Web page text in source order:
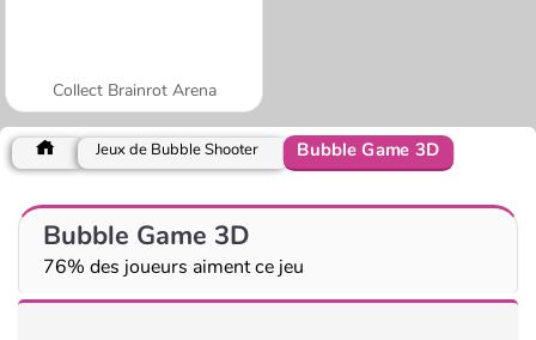
Collect Brainrot Arena
Jeux de Bubble Shooter Bubble Game 3D
Bubble Game 3D
76% des joueurs aiment ce jeu